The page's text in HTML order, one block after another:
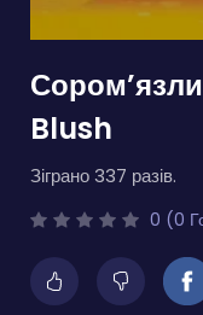
Blush
Зіграно 337 разів.
0 (0